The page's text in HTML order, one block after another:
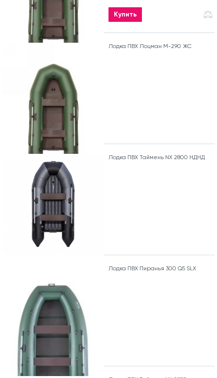
Купить
Лодка ПВХ Лоцман М-290 ЖС
Лодка ПВХ Таймень NX 2800 НДНД
Лодка ПВХ Пиранья 300 Q5 SLХ